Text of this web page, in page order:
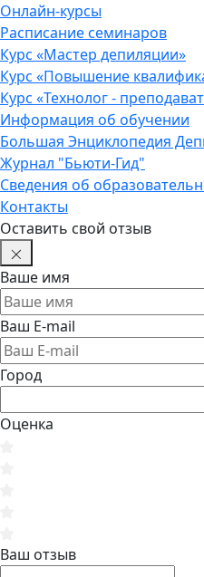
Онлайн-курсы
Расписание семинаров
Курс «Мастер депиляции»
Курс «Повышение
Курс «Технолог -
Информация об обучении
Большая Энциклопедия
Журнал "Бьюти-Гид"
Сведения об
Контакты
Оставить свой отзыв
Ваше имя
Ваш E-mail
Город
Оценка
Ваш отзыв